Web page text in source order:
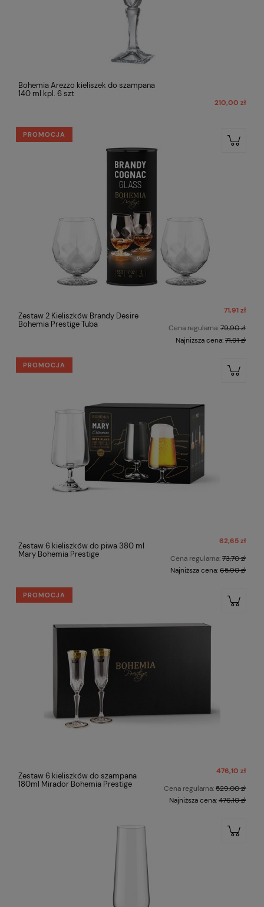
Bohemia Arezzo kieliszek do szampana
140 ml kpl. 6 szt
210,00 zł
Zestaw 2 Kieliszków Brandy Desire
Bohemia Prestige Tuba
71,91 zł
Cena regularna:79,90 zł
Najniższa cena:71,91 zł
PROMOCJA
Zestaw 6 kieliszków do piwa 380 ml
Mary Bohemia Prestige
62,65 zł
Cena regularna:73,70 zł
Najniższa cena:65,90 zł
PROMOCJA
Zestaw 6 kieliszków do szampana
180ml Mirador Bohemia Prestige
476,10 zł
Cena regularna:529,00 zł
Najniższa cena:476,10 zł
PROMOCJA